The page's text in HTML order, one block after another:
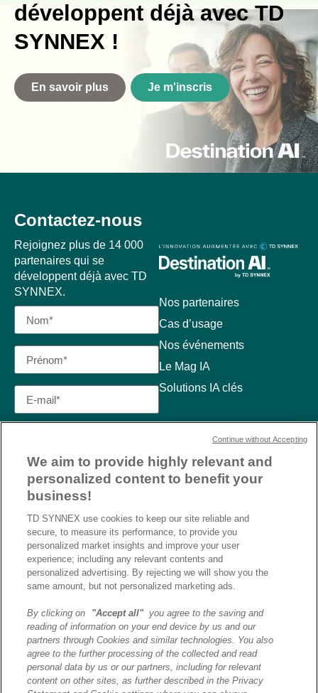
développent déjà avec TD
SYNNEX !
En savoir plus Je m'inscris
Nos partenaires
Cas d’usage
Nos événements
Le Mag IA
Solutions IA clés
Contactez-nous
Rejoignez plus de 14 000
partenaires qui se
développent déjà avec TD
SYNNEX.
J’ai lu et j’accepte la
politique de confidentialité et
les conditions d’utilisation
de Destination AI.​
We aim to provide highly relevant and
personalized content to benefit your
business!
TD SYNNEX use cookies to keep our site reliable and
secure, to measure its performance, to provide you
personalized market insights and improve your user
experience; including any relevant contents and
personalized advertising. By rejecting we will show you the
same amount, but not personalized marketing ads.
By clicking on "Accept all"you agree to the saving and
reading of information on your end device by us and our
partners through Cookies and similar technologies. You also
agree to the further processing of the collected and read
personal data by us or our partners, including for relevant
content on other sites, as further described in the Privacy
Continue without Accepting